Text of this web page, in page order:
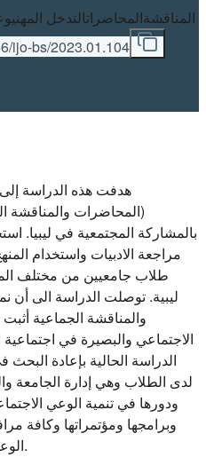
المناقشةالمحاضراتالتدخل المهني
ijo-bs/2023.01.104
هدفت هذه الدراسة
(المحاضرات والمناقشة
بالمشاركة المجتمعية في ليبيا.
ليبية. توصلت الدراسة الى أن
والمناقشة الجماعية
الاجتماعي والبصيرة في
الدراسة الحالية بإعادة
لدى الطلاب وهي إدارة الجامعة
ودورها في تنمية الوعي
وبرامجها ومؤتمراتها وكافة
الوعي الاجتماعي لدى طلاب الجامعة.